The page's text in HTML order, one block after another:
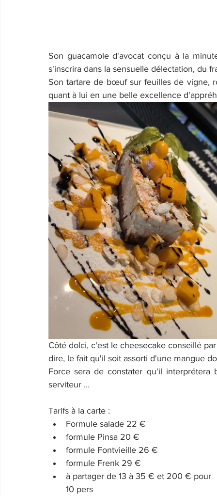
Son guacamole d'avocat conçu à la
s'inscrira dans la sensuelle délectation, du
Son tartare de bœuf sur feuilles de vigne,
quant à lui en une belle excellence
Côté dolci, c'est le cheesecake conseillé
dire, le fait qu'il soit assorti d'une mangue
Force sera de constater qu'il
serviteur …
Tarifs à la carte :
Formule salade 22 €
formule Pinsa 20 €
formule Fontvieille 26 €
formule Frenk 29 €
à partager de 13 à 35 € et 200 € pour
10 pers